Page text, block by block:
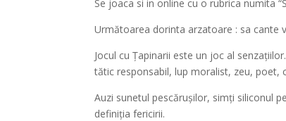
Se joaca si in online cu o rubrica numita
Următoarea dorinta arzatoare : sa cante
Jocul cu Țapinarii este un joc al
tătic responsabil, lup moralist, zeu, poet,
Auzi sunetul pescărușilor, simți siliconul
definiția fericirii.